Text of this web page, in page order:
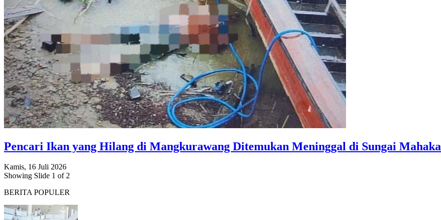
Pencari Ikan yang Hilang di Mangkurawang Ditemukan Meninggal di Sungai
Kamis, 16 Juli 2026
Showing Slide 1 of 2
BERITA POPULER